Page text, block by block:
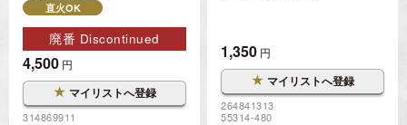
直火OK
廃番 Discontinued
4,500 円
★ マイリストへ登録
314869911
1,350 円
★ マイリストへ登録
264841313
55314-480